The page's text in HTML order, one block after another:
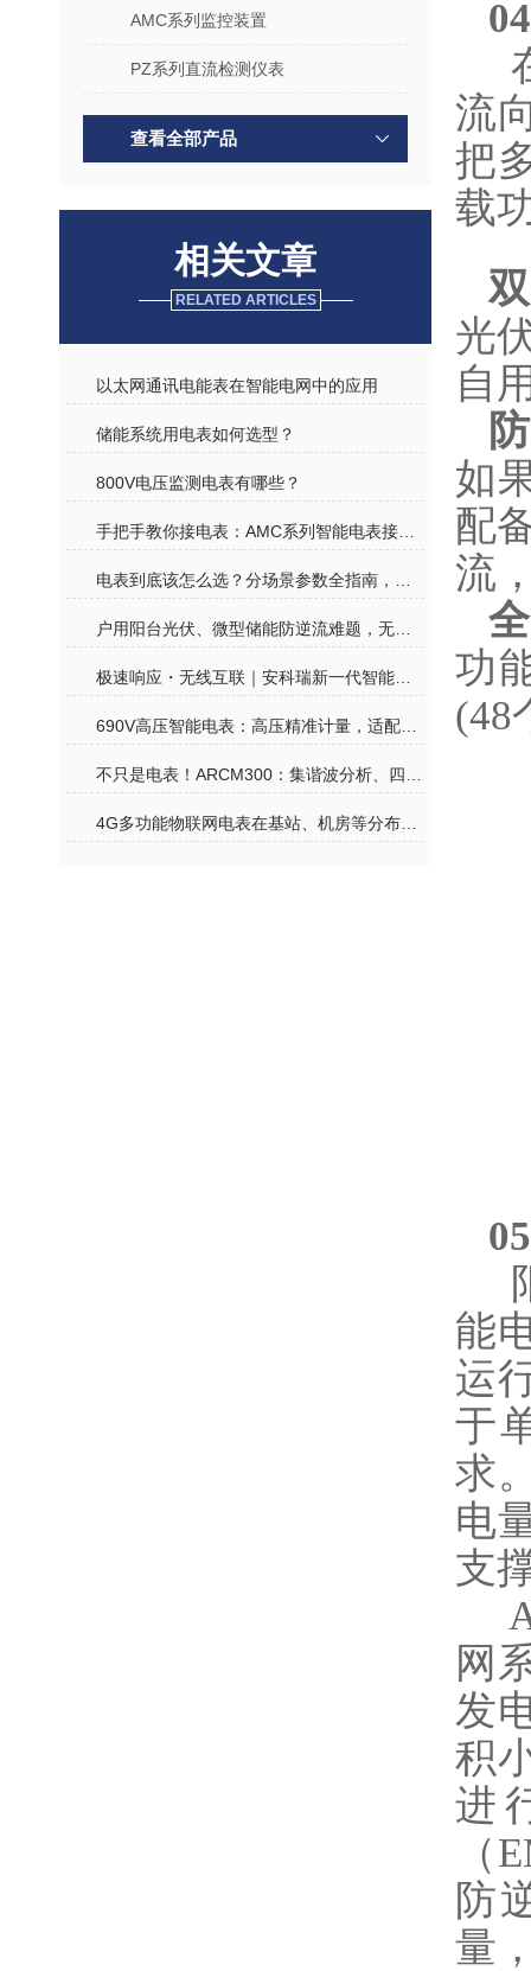
AMC系列监控装置
PZ系列直流检测仪表
查看全部产品
相关文章
RELATED ARTICLES
以太网通讯电能表在智能电网中的应用
​储能系统用电表如何选型？
800V电压监测电表有哪些？
流
把
载
光
自
如
配
流
功
(48
能
运
于
求
电
支
网
发
积
进
（
防
量